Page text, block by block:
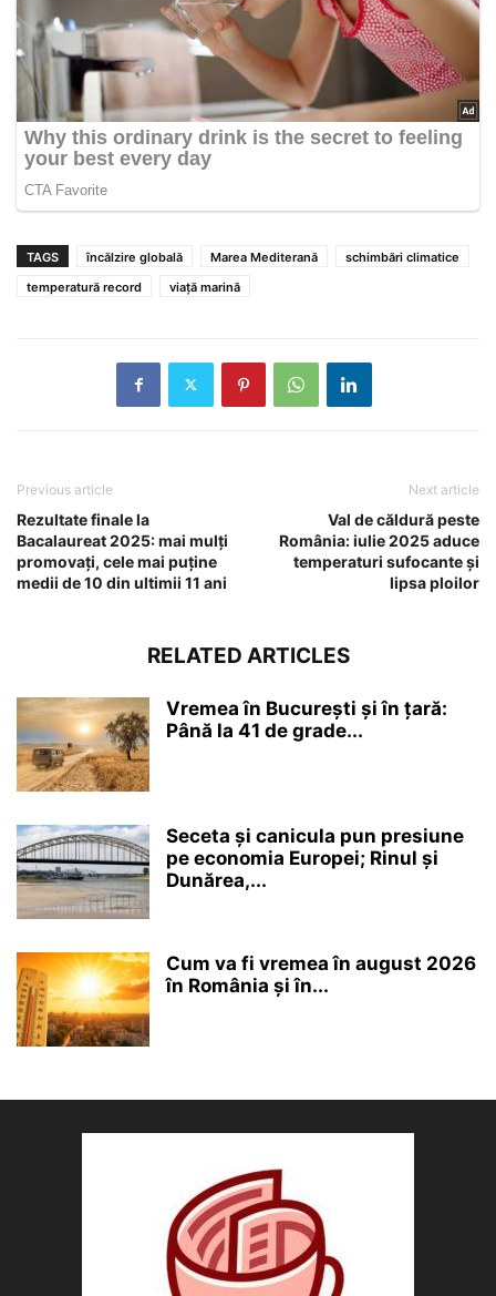
TAGS încălzire globală Marea Mediterană
schimbări climatice
temperatură record
viață marină
Previous article
Rezultate finale la
Bacalaureat 2025: mai mulți
promovați, cele mai puține
medii de 10 din ultimii 11 ani
Next article
Val de căldură peste
România: iulie 2025 aduce
temperaturi sufocante și
lipsa ploilor
RELATED ARTICLES
Vremea în București și în țară:
Până la 41 de grade...
Seceta și canicula pun presiune
pe economia Europei; Rinul și
Dunărea,...
Cum va fi vremea în august 2026
în România și în...